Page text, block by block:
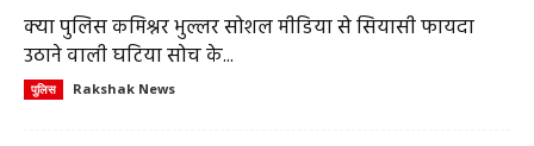
क्या पुलिस कमिश्नर भुल्लर सोशल मीडिया से सियासी फायदा
उठाने वाली घटिया सोच के...
पुलिस Rakshak News